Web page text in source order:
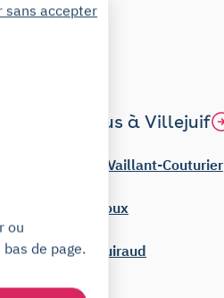
trams/bus à Villejuif
Villejuif – Paul Vaillant-Couturier
Domaine Cherioux
Hôpital Paul Guiraud
Jean Lurçat
sans accepter
ou
de page.